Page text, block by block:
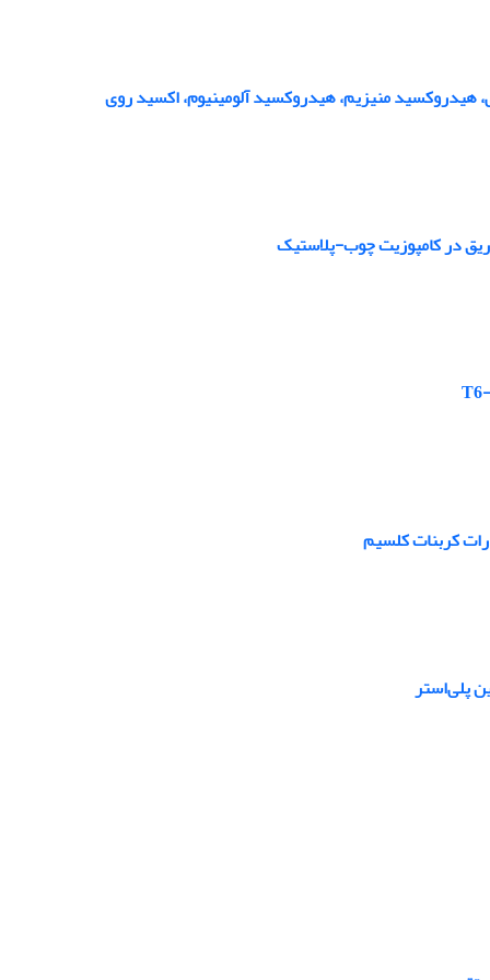
منیزیم، هیدروکسید آلومینیوم، اکسید روی
در کامپوزیت چوب-پلاستیک
کربنات کلسیم
پلی‌استر